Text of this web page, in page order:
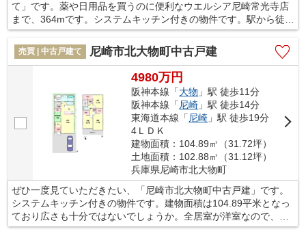
て」です。薬や日用品を買うのに便利なウエルシア尼崎常光寺店
まで、364mです。システムキッチン付きの物件です。駅から徒歩
14分に位置する物件です。東海道本線尼崎周辺の住まい探しはお
任せください。不動産情報だけではなく、地域情報についてのご
質問なども承っております。
売買 | 中古戸建て 尼崎市北大物町中古戸建
4980万円
阪神本線「大物 」駅 徒歩11分
阪神本線「尼崎 」駅 徒歩14分
東海道本線「尼崎 」駅 徒歩19分
4ＬＤＫ
建物面積：104.89㎡（31.72坪）
土地面積：102.88㎡（31.12坪）
兵庫県尼崎市北大物町
ぜひ一度見ていただきたい、「尼崎市北大物町中古戸建」です。
システムキッチン付きの物件です。建物面積は104.89平米となっ
ており広さも十分ではないでしょうか。全居室が洋室なので、お
掃除の手間も省くことができます。実りある充実した生活が出来